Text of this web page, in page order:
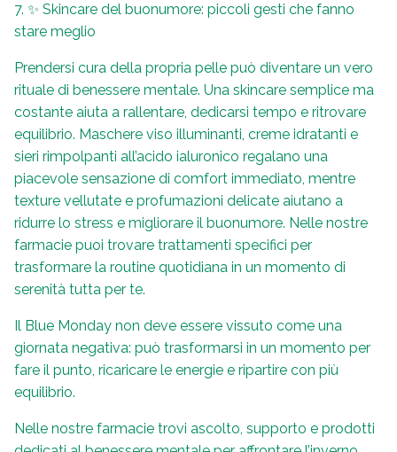
7. ✨ Skincare del buonumore: piccoli gesti che fanno
stare meglio
Prendersi cura della propria pelle può diventare un vero
rituale di benessere mentale. Una skincare semplice ma
costante aiuta a rallentare, dedicarsi tempo e ritrovare
equilibrio. Maschere viso illuminanti, creme idratanti e
sieri rimpolpanti all’acido ialuronico regalano una
piacevole sensazione di comfort immediato, mentre
texture vellutate e profumazioni delicate aiutano a
ridurre lo stress e migliorare il buonumore. Nelle nostre
farmacie puoi trovare trattamenti specifici per
trasformare la routine quotidiana in un momento di
serenità tutta per te.
Il Blue Monday non deve essere vissuto come una
giornata negativa: può trasformarsi in un momento per
fare il punto, ricaricare le energie e ripartire con più
equilibrio.
Nelle nostre farmacie trovi ascolto, supporto e prodotti